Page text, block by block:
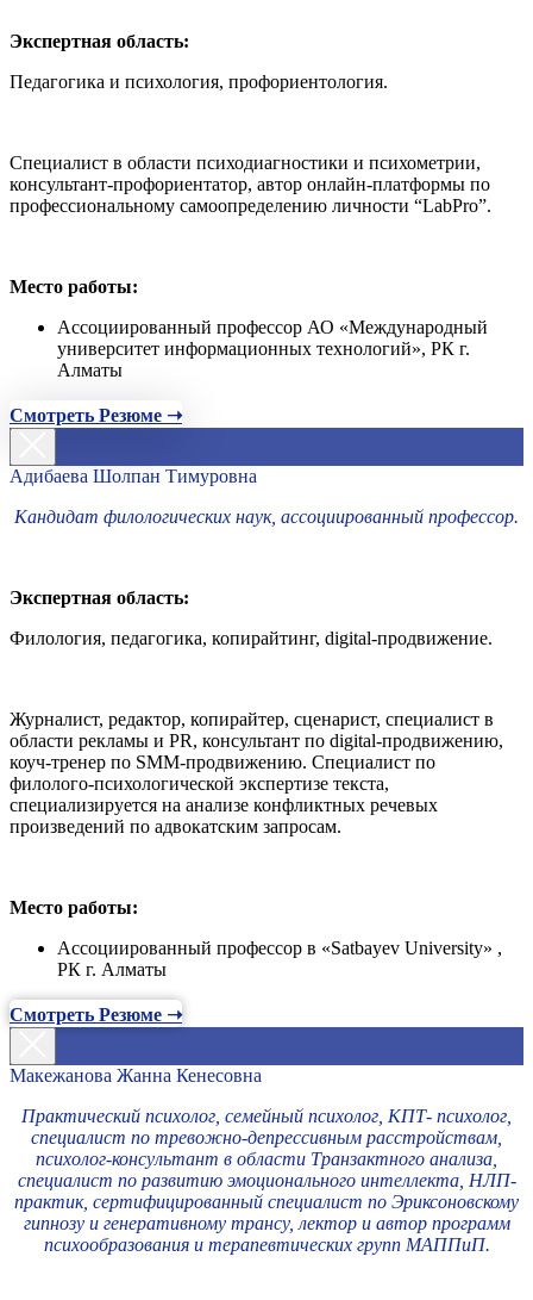
Экспертная область:
Педагогика и психология, профориентология.
Специалист в области психодиагностики и психометрии,
консультант-профориентатор, автор онлайн-платформы по
профессиональному самоопределению личности “LabPro”.
Место работы:
Ассоциированный профессор АО «Международный
университет информационных технологий», РК г.
Алматы
Смотреть Резюме ➝
Адибаева Шолпан Тимуровна
Кандидат филологических наук, ассоциированный профессор.
Экспертная область:
Филология, педагогика, копирайтинг, digital-продвижение.
Журналист, редактор, копирайтер, сценарист, специалист в
области рекламы и PR, консультант по digital-продвижению,
коуч-тренер по SMM-продвижению. Специалист по
филолого-психологической экспертизе текста,
специализируется на анализе конфликтных речевых
произведений по адвокатским запросам.
Место работы:
Ассоциированный профессор в «Satbayev University» ,
РК г. Алматы
Смотреть Резюме ➝
Макежанова Жанна Кенесовна
Практический психолог, семейный психолог, КПТ- психолог,
специалист по тревожно-депрессивным расстройствам,
психолог-консультант в области Транзактного анализа,
специалист по развитию эмоционального интеллекта, НЛП-
практик, сертифицированный специалист по Эриксоновскому
гипнозу и генеративному трансу, лектор и автор программ
психообразования и терапевтических групп МАППиП.